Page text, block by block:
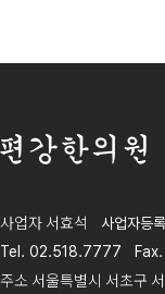
편강한의원
사업자 서효석
사업자등
Tel. 02.518.7777
주소 서울특별시 서초구